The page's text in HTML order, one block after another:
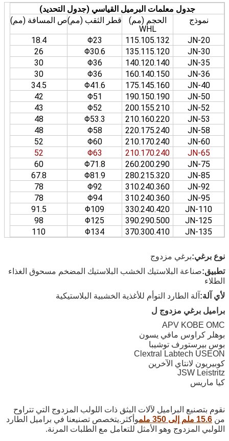
جدول معلمات البرميل القياسي (جدول التحديد)
نموذج
الحجم (مم)
WHL
قطر الثقب (مم)ص المسافة (مم)
JN-20
115.105.132
Φ23
18.4
JN-30
135.115.120
Φ30.6
26
JN-35
140.120.140
Φ36
30
JN-36
160.140.150
Φ36
30
JN-40
175.145.160
Φ41.6
34.5
JN-50
190.150.190
Φ51
42
JN-52
200.155.210
Φ52
43
JN-53
210.160.220
Φ53.3
48
JN-58
220.175.240
Φ58
48
JN-60
210.170.240
Φ60
52
JN-65
210.170.240
Φ63
52
JN-75
260.200.290
Φ71.8
60
JN-85
280.215.320
Φ81.9
67.8
JN-92
310.240.360
Φ92
78
JN-95
310.240.360
Φ94
78
JN-110
330.240.420
Φ109
91.5
JN-125
390.290.500
Φ125
98
JN-135
370.300.410
Φ134
110
نوع برغي:برغي مزدوج
تطبيق:صناعة البلاستيك الخشب البلاستيك المضخم مسحوق الغذاء
الطلاء
لأي آلة: آلة الطارد التوأم للأغذية الخشبية البلاستيكية
براميل برغي مزدوج ل
APV KOBE OMC
بوهلر كراوس مافي يسون
بوس بيرستورف توشيبا
Clextral Labtech USEON
كوبيريون لانتاي الآخرين
JSW Leistritz
كيا ماريس
نقوم بتصنيع البراميل لآلات البثق ذات اللولب المزدوج التي تتراوح
من 15.6 ملم إلى 350 ملم
وأكثر.يتخصص تصنيعنا في براميل الطارد
اللولبي المزدوج وهو الأمثل للتعامل مع الطلبات المرنة.